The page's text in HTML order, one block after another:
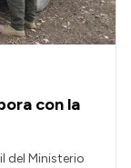
con la
del Ministerio